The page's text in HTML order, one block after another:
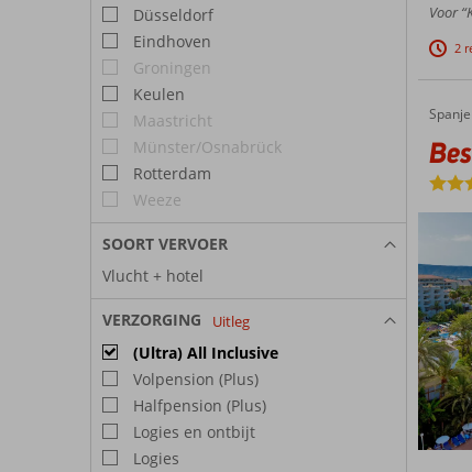
Düsseldorf
Eindhoven
Groningen
Keulen
Maastricht
Münster/Osnabrück
Rotterdam
Weeze
SOORT VERVOER
Vlucht + hotel
VERZORGING Uitleg
(Ultra) All Inclusive
Volpension (Plus)
Halfpension (Plus)
Logies en ontbijt
Logies
Voor
2
Home
Spanje
Best Tenerife